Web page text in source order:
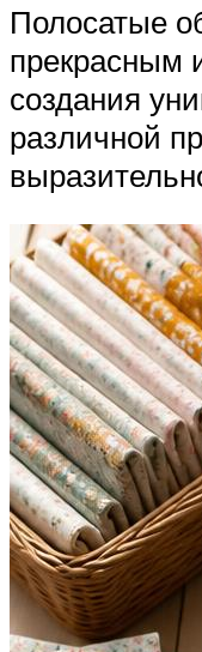
Полосатые
прекрасным
создания
различной